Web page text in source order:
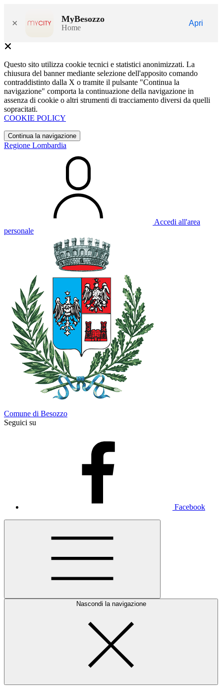
× MyBesozzo
Home
Apri
Questo sito utilizza cookie tecnici e statistici anonimizzati. La
chiusura del banner mediante selezione dell'apposito comando
contraddistinto dalla X o tramite il pulsante "Continua la
navigazione" comporta la continuazione della navigazione in
assenza di cookie o altri strumenti di tracciamento diversi da quelli
sopracitati.
COOKIE POLICY
Continua la navigazione
Regione Lombardia
Accedi all'area
personale
Comune di Besozzo
Seguici su
Facebook
Nascondi la navigazione